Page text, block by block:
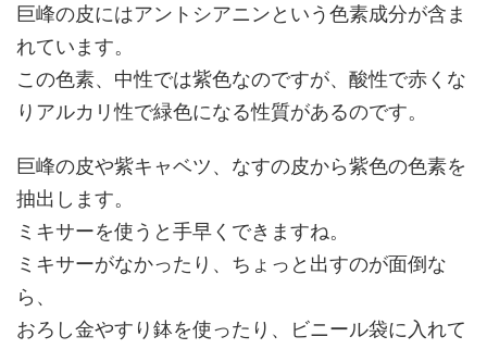
巨峰の皮にはアントシアニンという色素成分が含ま
れています。
この色素、中性では紫色なのですが、酸性で赤くな
りアルカリ性で緑色になる性質があるのです。
巨峰の皮や紫キャベツ、なすの皮から紫色の色素を
抽出します。
ミキサーを使うと手早くできますね。
ミキサーがなかったり、ちょっと出すのが面倒な
ら、
おろし金やすり鉢を使ったり、ビニール袋に入れて